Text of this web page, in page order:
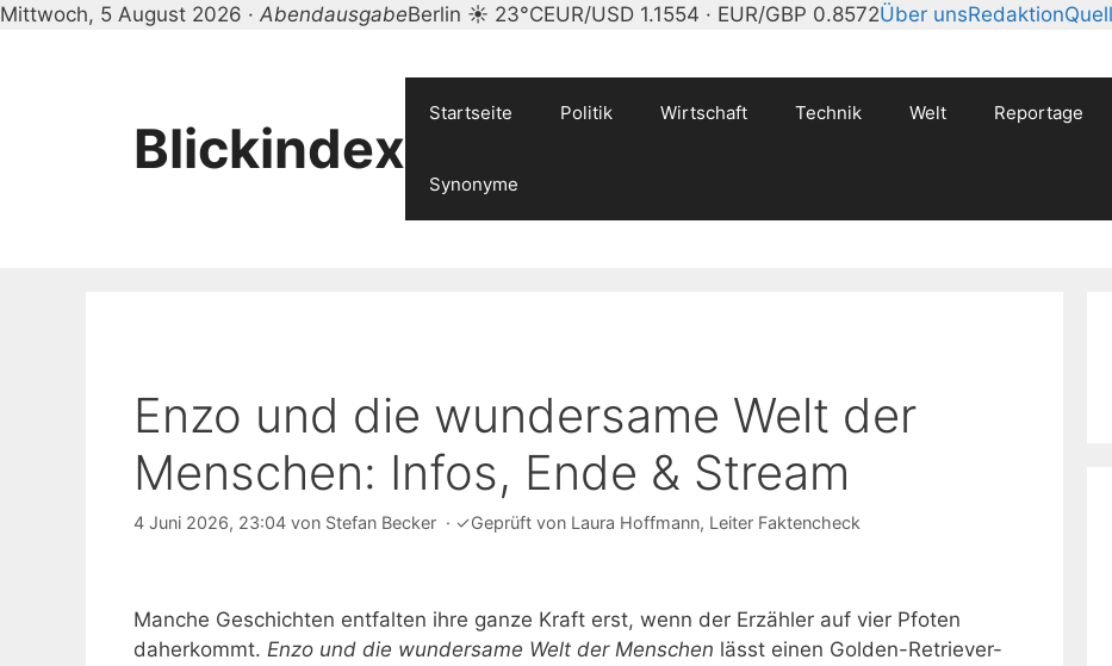
Mittwoch, 5 August 2026 · AbendausgabeBerlin ☀ 23°CEUR/USD 1.1554 · EUR/GBP 0.8572Über unsRedaktion
Blickindex
Startseite Politik Wirtschaft Technik Welt Reportage
Synonyme
Enzo und die wundersame Welt der
Menschen: Infos, Ende & Stream
4 Juni 2026, 23:04 von Stefan Becker · ✓Geprüft von Laura Hoffmann, Leiter Faktencheck
Manche Geschichten entfalten ihre ganze Kraft erst, wenn der Erzähler auf vier Pfoten
daherkommt. Enzo und die wundersame Welt der Menschen lässt einen Golden-Retriever-